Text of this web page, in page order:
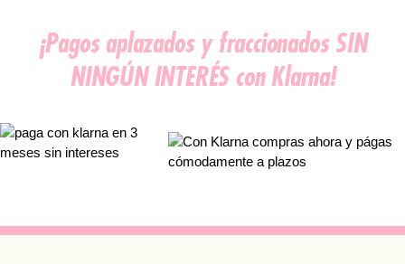
¡Pagos aplazados y fraccionados SIN
NINGÚN INTERÉS con Klarna!